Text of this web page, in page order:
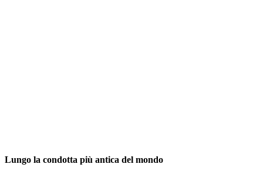
Lungo la condotta più antica del mondo